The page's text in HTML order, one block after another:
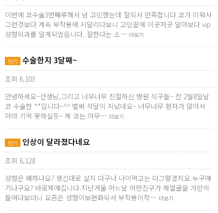
이번에 코수술3번째루해서 넘 고민했는데 잘되서 만족합니다 코가 미워서
그런것보다 계속 부작용에 시달리다보니 고민끝에 이곳저곳 알아보다 vip
성형외과를 알게되었읍니다..잘한다는 소… 더보기
인기 수술한지 3달째~
조회 6,103
안녕하세요~선생님,그리고 너무너무 친절하신 병원 식구들~ 전 2월8일날
코 수술한 **입니다~^^ 벌써 석달이 지났네요~ 너무너무 환자가 많아서
아마 기억 못하실듯~ 제 코는 아무… 더보기
인기 인상이 달라졌다네요
조회 6,128
성형은 왜하나요? 생긴대로 살지 더구나 나이먹고는 더그렇겠지요.누구얘
기냐구요? 바로제얘깁니다.지난겨울 어느날 어떤친구가 제얼굴을 가만히
들여다보더니 요즘은 성형이보편화되서 부작용이적… 더보기